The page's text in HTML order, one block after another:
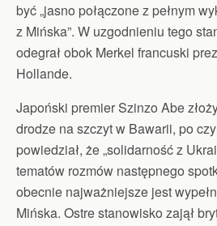
być „jasno połączone z pełnym
z Mińska”. W uzgodnieniu tego
odegrał obok Merkel francuski
Hollande.
Japoński premier Szinzo Abe
drodze na szczyt w Bawarii, po
powiedział, że „solidarność z
tematów rozmów następnego
obecnie najważniejsze jest
Mińska. Ostre stanowisko zajął